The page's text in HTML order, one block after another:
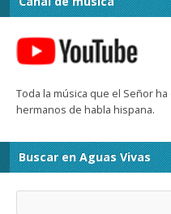
Toda la música que el Señor
hermanos de habla hispana.
Buscar en Aguas Vivas
Search